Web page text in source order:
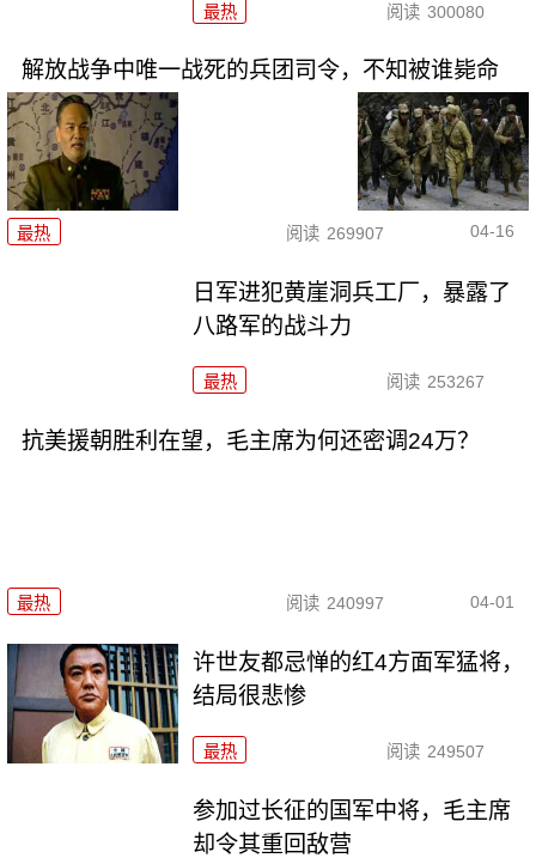
最热 阅读 300080
解放战争中唯一战死的兵团司令，不知被谁毙命
最热 阅读 269907 04-16
日军进犯黄崖洞兵工厂，暴露了
八路军的战斗力
最热 阅读 253267
抗美援朝胜利在望，毛主席为何还密调24万？
最热 阅读 240997 04-01
许世友都忌惮的红4方面军猛将，
结局很悲惨
最热 阅读 249507
参加过长征的国军中将，毛主席
却令其重回敌营